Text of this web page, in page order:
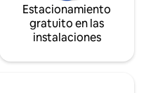
Estacionamiento
gratuito en las
instalaciones